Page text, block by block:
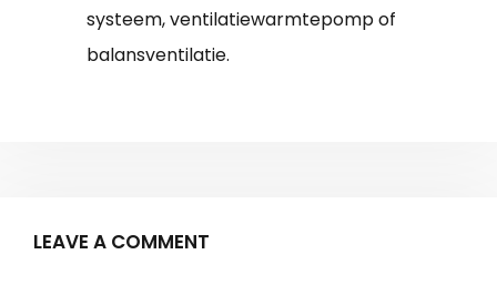
systeem, ventilatiewarmtepomp of
balansventilatie.
LEAVE A COMMENT